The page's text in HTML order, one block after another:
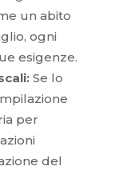
un abito
ogni
esigenze.
Se lo
per
del